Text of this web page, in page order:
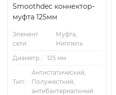
Smoothdec коннектор-
муфта 125мм
Элемент
сети:
Муфта,
Ниппель
Диаметр.:
125 мм
Тип.:
Антистатический,
Полужесткий,
антибактериальный